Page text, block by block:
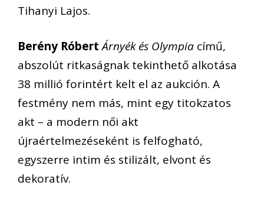
Tihanyi Lajos.
Berény Róbert Árnyék és Olympia című,
abszolút ritkaságnak tekinthető alkotása
38 millió forintért kelt el az aukción. A
festmény nem más, mint egy titokzatos
akt – a modern női akt
újraértelmezéseként is felfogható,
egyszerre intim és stilizált, elvont és
dekoratív.